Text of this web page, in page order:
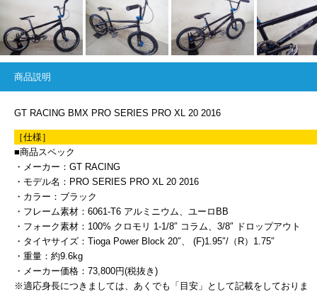
商品説明
GT RACING BMX PRO SERIES PRO XL 20 2016
［仕様］
■商品スペック
・メーカー：GT RACING
・モデル名：PRO SERIES PRO XL 20 2016
・カラー：ブラック
・フレーム素材：6061-T6 アルミニウム、ユーロBB
・フォーク素材：100% クロモリ 1-1/8″ コラム、3/8″ ドロップアウト
・タイヤサイズ：Tioga Power Block 20″、 (F)1.95″/（R）1.75″
・重量：約9.6kg
・メーカー価格：73,800円(税抜き)
※適応身長につきましては、あくでも「目安」として記載をしておりま